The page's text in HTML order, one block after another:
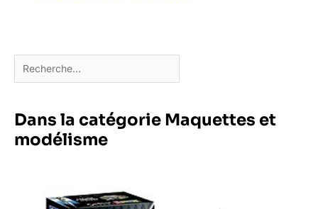
Dans la catégorie Maquettes et
modélisme